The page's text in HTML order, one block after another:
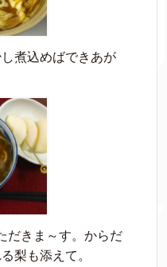
煮込めばできあが
だきま～す。からだ
梨も添えて。